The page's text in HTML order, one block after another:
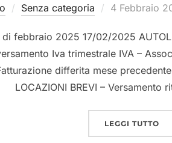
Senza categoria 4 Febbraio
febbraio 2025 17/02/2025
Iva trimestrale IVA –
differita mese
LOCAZIONI BREVI – Versamento
LEGGI TUTTO